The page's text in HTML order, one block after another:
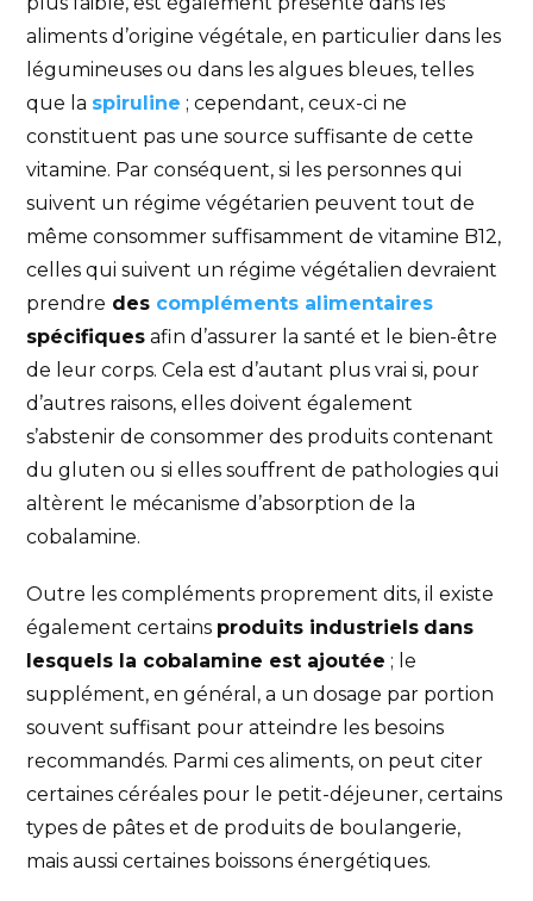
aliments d’origine végétale, en particulier dans les
légumineuses ou dans les algues bleues, telles
que la spiruline ; cependant, ceux-ci ne
constituent pas une source suffisante de cette
vitamine. Par conséquent, si les personnes qui
suivent un régime végétarien peuvent tout de
même consommer suffisamment de vitamine B12,
celles qui suivent un régime végétalien devraient
prendre des compléments alimentaires
spécifiques afin d’assurer la santé et le bien-être
de leur corps. Cela est d’autant plus vrai si, pour
d’autres raisons, elles doivent également
s’abstenir de consommer des produits contenant
du gluten ou si elles souffrent de pathologies qui
altèrent le mécanisme d’absorption de la
cobalamine.
Outre les compléments proprement dits, il existe
également certains produits industriels dans
lesquels la cobalamine est ajoutée ; le
supplément, en général, a un dosage par portion
souvent suffisant pour atteindre les besoins
recommandés. Parmi ces aliments, on peut citer
certaines céréales pour le petit-déjeuner, certains
types de pâtes et de produits de boulangerie,
mais aussi certaines boissons énergétiques.